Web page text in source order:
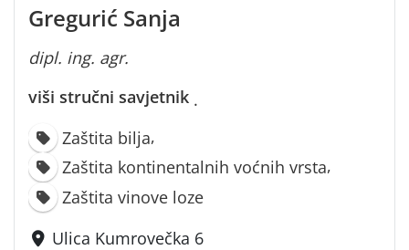
Gregurić Sanja
dipl. ing. agr.
viši stručni savjetnik ·
Zaštita bilja,
Zaštita kontinentalnih voćnih vrsta,
Zaštita vinove loze
Ulica Kumrovečka 6